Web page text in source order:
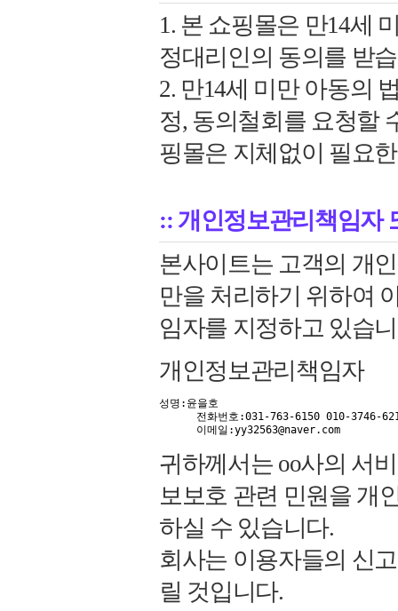
1. 본 쇼핑몰은 만14세
정대리인의 동의를 받
2. 만14세 미만 아동의
정, 동의철회를 요청할
핑몰은 지체없이 필요
:: 개인정보관리책임자
본사이트는 고객의 개
만을 처리하기 위하여
임자를 지정하고 있습
개인정보관리책임자
성명:윤을호
      이메일:yy32563@naver.com
귀하께서는 oo사의 서
보보호 관련 민원을 개
하실 수 있습니다.
회사는 이용자들의 신
릴 것입니다.